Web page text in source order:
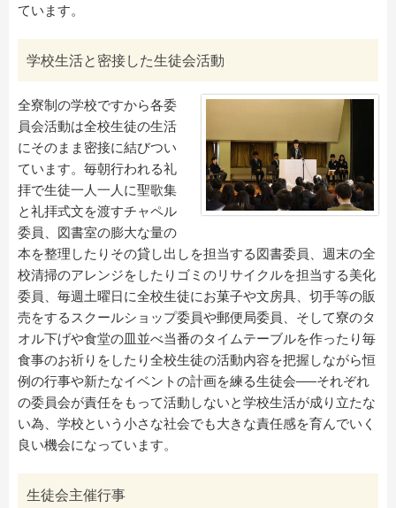
ています。
学校生活と密接した生徒会活動
全寮制の学校ですから各委
員会活動は全校生徒の生活
にそのまま密接に結びつい
ています。毎朝行われる礼
拝で生徒一人一人に聖歌集
と礼拝式文を渡すチャペル
委員、図書室の膨大な量の
本を整理したりその貸し出しを担当する図書委員、週末の全
校清掃のアレンジをしたりゴミのリサイクルを担当する美化
委員、毎週土曜日に全校生徒にお菓子や文房具、切手等の販
売をするスクールショップ委員や郵便局委員、そして寮のタ
オル下げや食堂の皿並べ当番のタイムテーブルを作ったり毎
食事のお祈りをしたり全校生徒の活動内容を把握しながら恒
例の行事や新たなイベントの計画を練る生徒会–―それぞれ
の委員会が責任をもって活動しないと学校生活が成り立たな
い為、学校という小さな社会でも大きな責任感を育んでいく
良い機会になっています。
生徒会主催行事